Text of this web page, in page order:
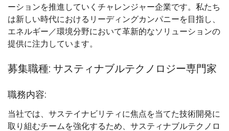
ーションを推進していくチャレンジャー企業です。私たち
は新しい時代におけるリーディングカンパニーを目指し、
エネルギー／環境分野において革新的なソリューションの
提供に注力しています。
募集職種: サスティナブルテクノロジー専門家
職務内容:
当社では、サステイナビリティに焦点を当てた技術開発に
取り組むチームを強化するため、サスティナブルテクノロ